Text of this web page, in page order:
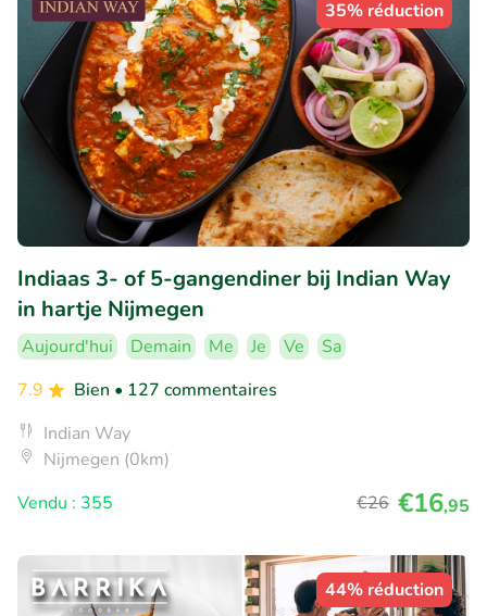
35% réduction
Indiaas 3- of 5-gangendiner bij Indian Way
in hartje Nijmegen
Aujourd'hui Demain Me Je Ve
Sa
7.9
Bien • 127 commentaires
Indian Way
Nijmegen (0km)
Vendu : 355
€26 €16,95
44% réduction